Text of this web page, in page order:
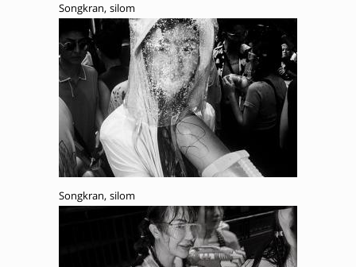
Songkran, silom
Songkran, silom